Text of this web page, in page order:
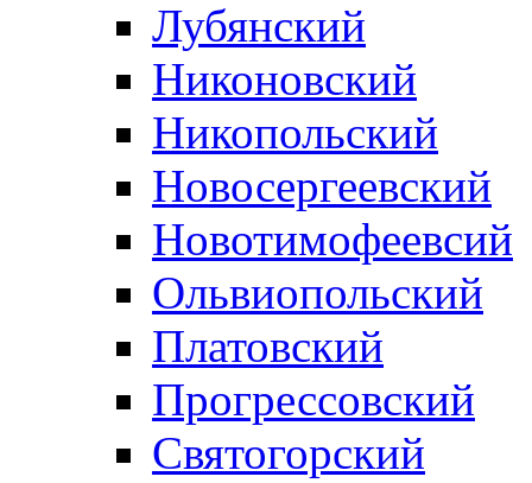
Лубянский
Никоновский
Никопольский
Новосергеевский
Новотимофеевсий
Ольвиопольский
Платовский
Прогрессовский
Святогорский